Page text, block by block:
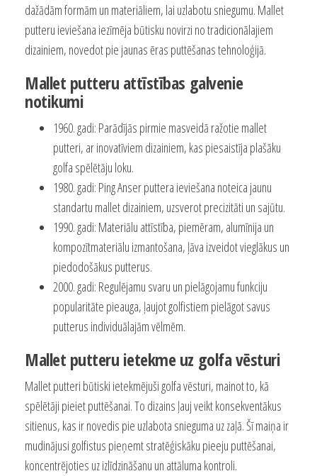
dažādām formām un materiāliem, lai uzlabotu sniegumu. Mallet
putteru ieviešana iezīmēja būtisku novirzi no tradicionālajiem
dizainiem, novedot pie jaunas ēras puttēšanas tehnoloģijā.
Mallet putteru attīstības galvenie
notikumi
1960. gadi: Parādījās pirmie masveidā ražotie mallet
putteri, ar inovatīviem dizainiem, kas piesaistīja plašāku
golfa spēlētāju loku.
1980. gadi: Ping Anser puttera ieviešana noteica jaunu
standartu mallet dizainiem, uzsverot precizitāti un sajūtu.
1990. gadi: Materiālu attīstība, piemēram, alumīnija un
kompozītmateriālu izmantošana, ļāva izveidot vieglākus un
piedodošākus putterus.
2000. gadi: Regulējamu svaru un pielāgojamu funkciju
popularitāte pieauga, ļaujot golfistiem pielāgot savus
putterus individuālajām vēlmēm.
Mallet putteru ietekme uz golfa vēsturi
Mallet putteri būtiski ietekmējuši golfa vēsturi, mainot to, kā
spēlētāji pieiet puttēšanai. To dizains ļauj veikt konsekventākus
sitienus, kas ir novedis pie uzlabota snieguma uz zaļā. Šī maiņa ir
mudinājusi golfistus pieņemt stratēģiskāku pieeju puttēšanai,
koncentrējoties uz izlīdzināšanu un attāluma kontroli.